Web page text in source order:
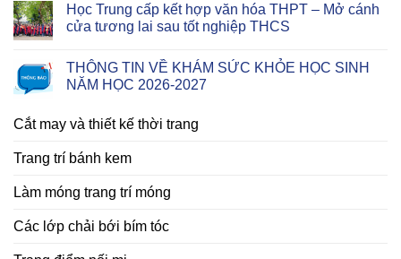
Học Trung cấp kết hợp văn hóa THPT – Mở cánh
cửa tương lai sau tốt nghiệp THCS
THÔNG TIN VỀ KHÁM SỨC KHỎE HỌC SINH
NĂM HỌC 2026-2027
Cắt may và thiết kế thời trang
Trang trí bánh kem
Làm móng trang trí móng
Các lớp chải bới bím tóc